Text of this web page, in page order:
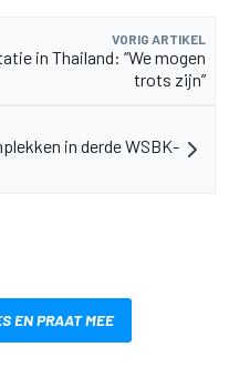
VORIG ARTIKEL
in Thailand: “We mogen
trots zijn”
in derde WSBK-
EN PRAAT MEE